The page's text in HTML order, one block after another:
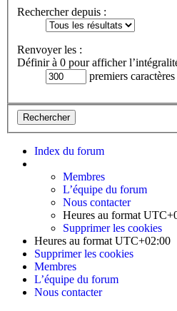
Rechercher depuis :
Renvoyer les :
Définir à 0 pour afficher
premiers caractères
Index du forum
Membres
L’équipe du forum
Nous contacter
Heures au format
Supprimer les cookies
Heures au format UTC+02:00
Supprimer les cookies
Membres
L’équipe du forum
Nous contacter